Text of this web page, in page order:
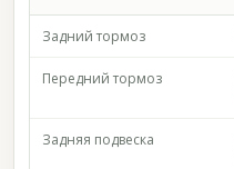
Задний тормоз
Передний тормоз
Задняя подвеска